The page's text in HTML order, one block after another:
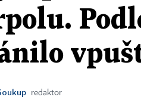
redaktor